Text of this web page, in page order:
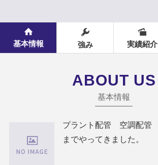
基本情報 強み 実績紹介
ABOUT US
基本情報
プラント配管 空調配管
までやってきました。